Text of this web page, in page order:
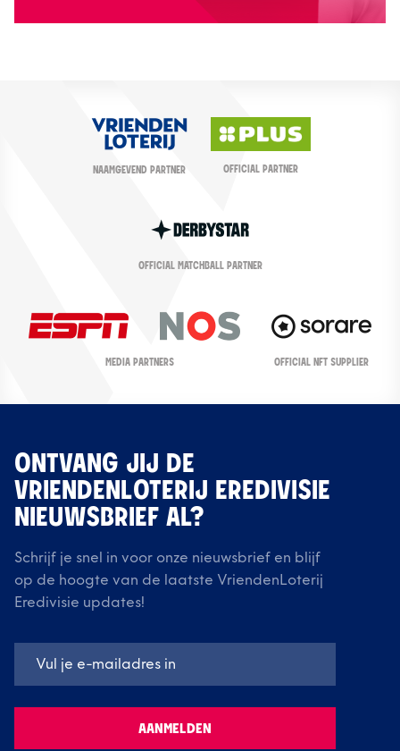
NAAMGEVEND PARTNER OFFICIAL PARTNER
OFFICIAL MATCHBALL PARTNER
MEDIA PARTNERS OFFICIAL NFT SUPPLIER
ONTVANG JIJ DE
VRIENDENLOTERIJ EREDIVISIE
NIEUWSBRIEF AL?
Schrijf je snel in voor onze nieuwsbrief en blijf
op de hoogte van de laatste VriendenLoterij
Eredivisie updates!
AANMELDEN